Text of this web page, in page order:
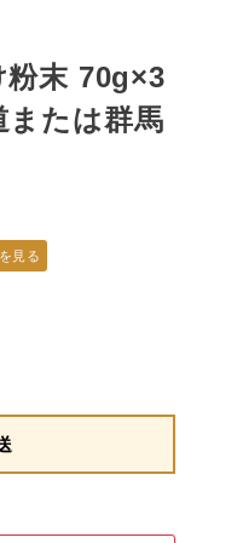
粉末 70g×3
または群馬
見る